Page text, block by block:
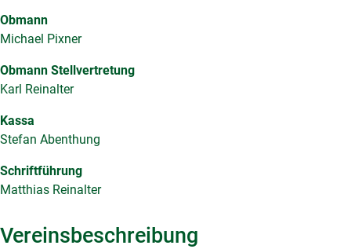
Obmann
Michael Pixner
Obmann Stellvertretung
Karl Reinalter
Kassa
Stefan Abenthung
Schriftführung
Matthias Reinalter
Vereinsbeschreibung